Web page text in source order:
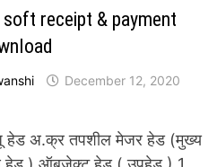
receipt & payment
December 12, 2020
हेड अ.क्र तपशील मेजर हेड (मुख्य